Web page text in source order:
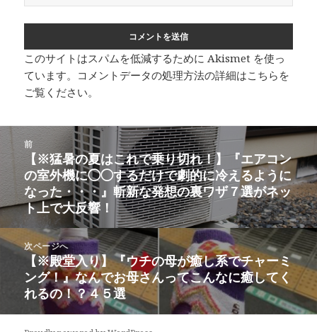
このサイトはスパムを低減するために Akismet を使っ
ています。 コメントデータの処理方法の詳細はこちらを
ご覧ください。
投
ナ
ゲ
シ
前
前
の
投
稿:
【※猛暑の夏はこれで乗り切れ！】『エアコン
の室外機に◯◯するだけで劇的に冷えるように
なった・・・』斬新な発想の裏ワザ７選がネッ
ト上で大反響！
次ページへ
次
の
投
稿:
【※殿堂入り】『ウチの母が癒し系でチャーミ
ング！』なんでお母さんってこんなに癒してく
れるの！？４５選